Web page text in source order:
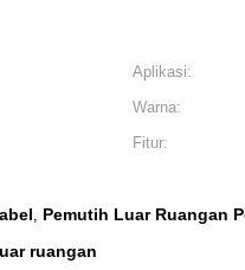
Aplikasi:
Warna:
Fitur:
, Pemutih Luar Ruangan
ruangan